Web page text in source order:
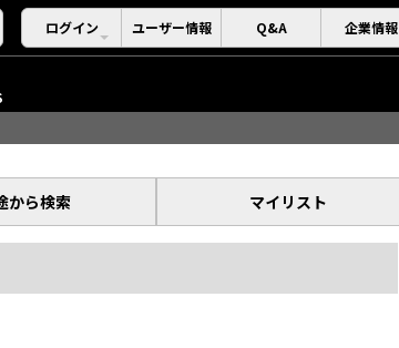
ログイン ユーザー情報 Q&A 企業情報
から検索 マイリスト